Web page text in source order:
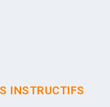
INSTRUCTIFS